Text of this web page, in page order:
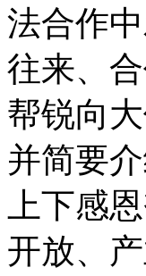
法合作
往来、
帮锐向
并简要
上下感
开放、